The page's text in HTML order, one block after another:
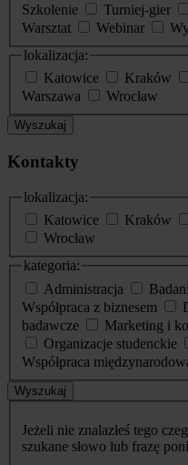
Szkolenie
Turniej-gier
Warsztat
Webinar
lokalizacja:
Katowice
Kraków
Warszawa
Wrocław
Wyszukaj
Kontakty
lokalizacja:
Katowice
Kraków
Wrocław
kategoria:
Administracja
Współpraca z biznesem
badawcze
Marketing i
Organizacje studenckie
Współpraca
Wyszukaj
Jeżeli nie znalazłeś tego
szukane słowo lub frazę